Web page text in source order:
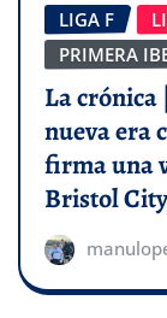
LIGA F
PRIMERA
La crónica
nueva era
firma una
Bristol